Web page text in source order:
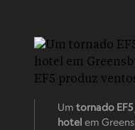
Um tornado EF5
hotel em